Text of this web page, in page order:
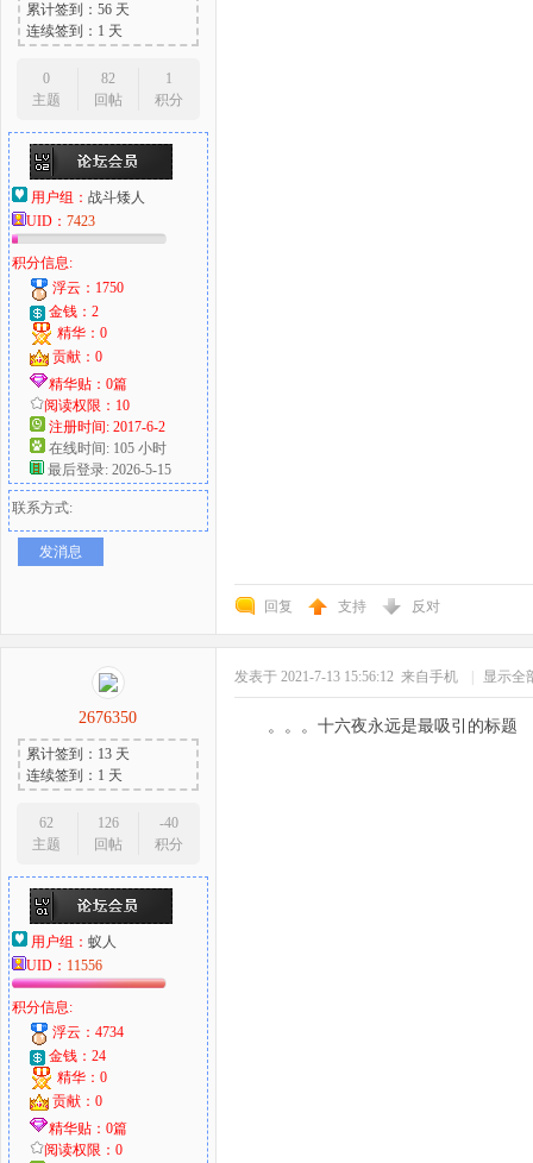
累计签到：56 天
连续签到：1 天
0
主题
82
回帖
1
积分
用户组： 战斗矮人
UID： 7423
积分信息:
浮云：1750
金钱：2
精华：0
贡献：0
精华贴：0篇
阅读权限：10
注册时间: 2017-6-2
在线时间: 105 小时
最后登录: 2026-5-15
联系方式:
发消息
回复 支持 反对
2676350
累计签到：13 天
连续签到：1 天
62
主题
126
回帖
-40
积分
用户组： 蚁人
UID： 11556
积分信息:
浮云：4734
金钱：24
精华：0
贡献：0
精华贴：0篇
阅读权限：0
发表于 2021-7-13 15:56:12 来自手机 显示全
。。。十六夜永远是最吸引的标题